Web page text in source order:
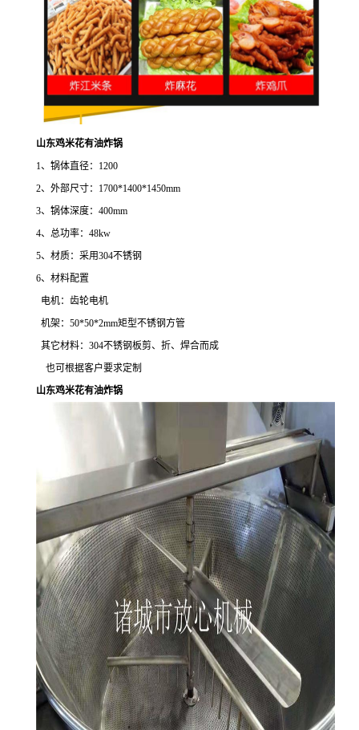
山东鸡米花有油炸锅
1、锅体直径：1200
2、外部尺寸：1700*1400*1450mm
3、锅体深度：400mm
4、总功率：48kw
5、材质：采用304不锈钢
6、材料配置
电机：齿轮电机
机架：50*50*2mm矩型不锈钢方管
其它材料：304不锈钢板剪、折、焊合而成
也可根据客户要求定制
山东鸡米花有油炸锅